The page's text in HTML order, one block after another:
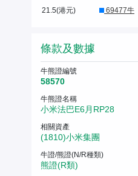
21.5(港元)
69477牛
條款及數據
牛熊證編號
58570
牛熊證名稱
小米法巴E6月RP28
相關資產
(1810)小米集團
牛證/熊證(N/R種類)
熊證(R類)